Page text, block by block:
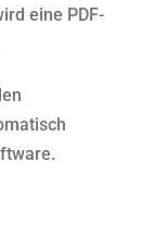
eine PDF-